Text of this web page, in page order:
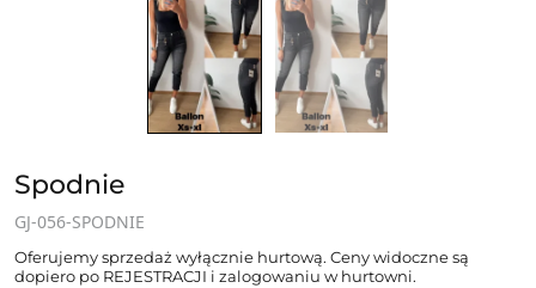
Spodnie
GJ-056-SPODNIE
Oferujemy sprzedaż wyłącznie hurtową. Ceny widoczne są
dopiero po REJESTRACJI i zalogowaniu w hurtowni.